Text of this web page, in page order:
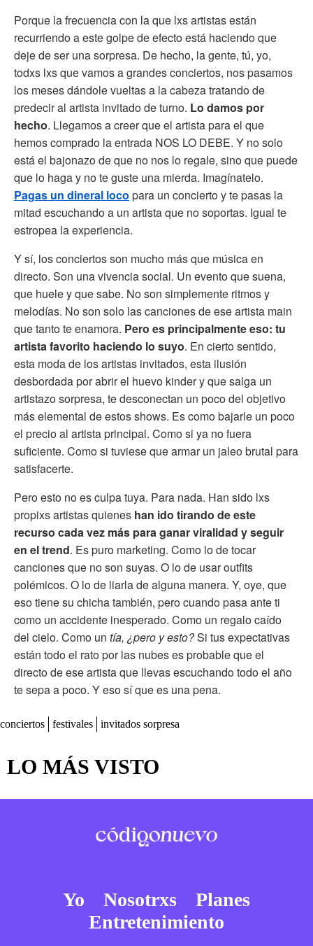
Porque la frecuencia con la que lxs artistas están
recurriendo a este golpe de efecto está haciendo que
deje de ser una sorpresa. De hecho, la gente, tú, yo,
todxs lxs que vamos a grandes conciertos, nos pasamos
los meses dándole vueltas a la cabeza tratando de
predecir al artista invitado de turno. Lo damos por
hecho. Llegamos a creer que el artista para el que
hemos comprado la entrada NOS LO DEBE. Y no solo
está el bajonazo de que no nos lo regale, sino que puede
que lo haga y no te guste una mierda. Imagínatelo.
Pagas un dineral loco para un concierto y te pasas la
mitad escuchando a un artista que no soportas. Igual te
estropea la experiencia.
Y sí, los conciertos son mucho más que música en
directo. Son una vivencia social. Un evento que suena,
que huele y que sabe. No son simplemente ritmos y
melodías. No son solo las canciones de ese artista main
que tanto te enamora. Pero es principalmente eso: tu
artista favorito haciendo lo suyo. En cierto sentido,
esta moda de los artistas invitados, esta ilusión
desbordada por abrir el huevo kinder y que salga un
artistazo sorpresa, te desconectan un poco del objetivo
más elemental de estos shows. Es como bajarle un poco
el precio al artista principal. Como si ya no fuera
suficiente. Como si tuviese que armar un jaleo brutal para
satisfacerte.
Pero esto no es culpa tuya. Para nada. Han sido lxs
propixs artistas quienes han ido tirando de este
recurso cada vez más para ganar viralidad y seguir
en el trend. Es puro marketing. Como lo de tocar
canciones que no son suyas. O lo de usar outfits
polémicos. O lo de liarla de alguna manera. Y, oye, que
eso tiene su chicha también, pero cuando pasa ante ti
como un accidente inesperado. Como un regalo caído
del cielo. Como un tía, ¿pero y esto?Si tus expectativas
están todo el rato por las nubes es probable que el
directo de ese artista que llevas escuchando todo el año
te sepa a poco. Y eso sí que es una pena.
conciertos festivales invitados sorpresa
LO MÁS VISTO
Yo Nosotrxs
Planes
Entretenimiento